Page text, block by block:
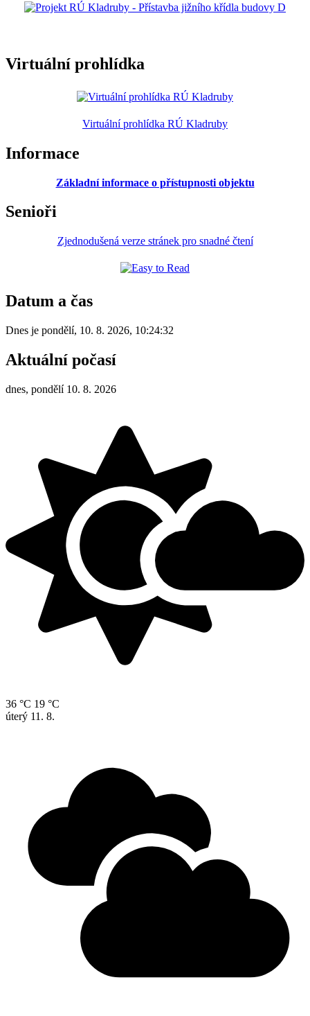
Virtuální prohlídka
Virtuální prohlídka RÚ Kladruby
Informace
Základní informace o přístupnosti objektu
Senioři
Zjednodušená verze stránek pro snadné čtení
Datum a čas
Dnes je pondělí, 10. 8. 2026, 10:24:32
Aktuální počasí
dnes, pondělí 10. 8. 2026
36 °C 19 °C
úterý 11. 8.